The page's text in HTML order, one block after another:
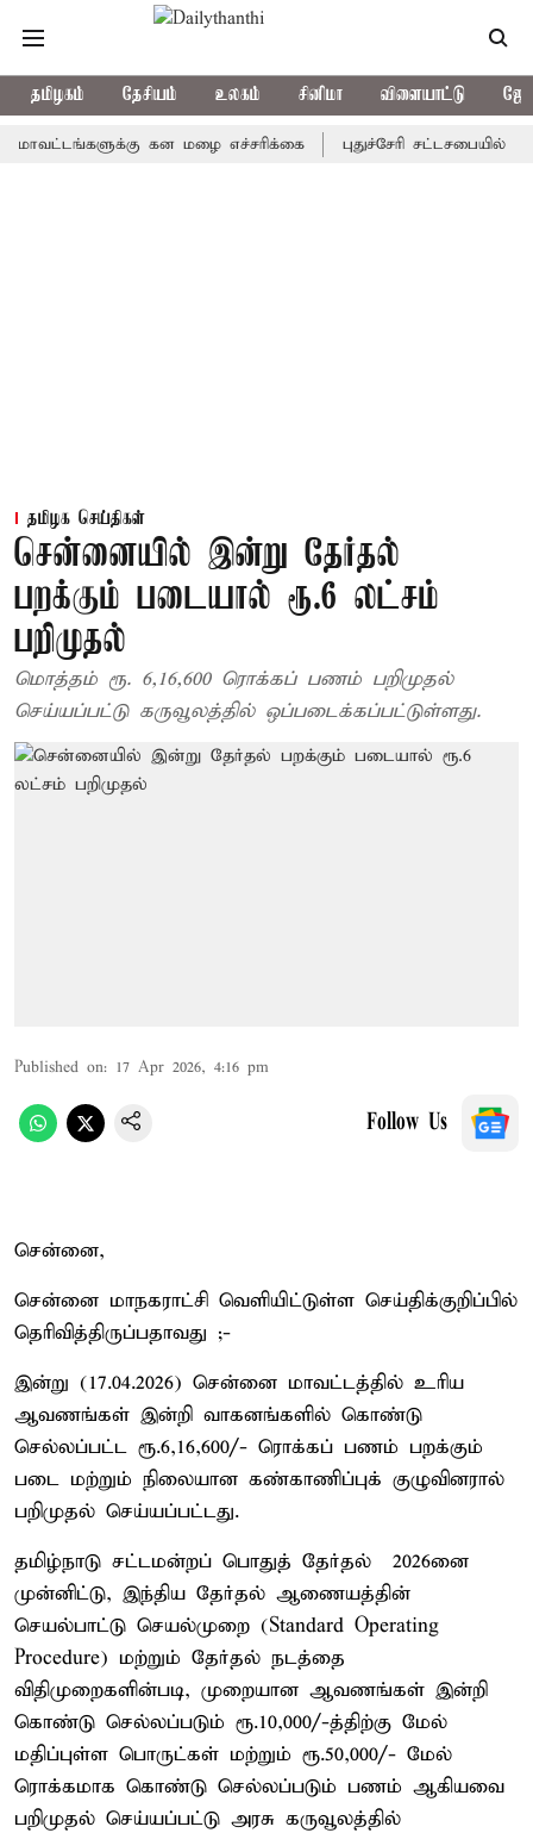
தமிழகம் தேசியம் உலகம் சினிமா விளையாட்டு
கன மழை எச்சரிக்கை புதுச்சேரி சட்டசபையில் வரும்
தமிழக செய்திகள்
சென்னையில் இன்று தேர்தல்
பறக்கும் படையால் ரூ.6 லட்சம்
பறிமுதல்
மொத்தம் ரூ. 6,16,600 ரொக்கப் பணம் பறிமுதல்
செய்யப்பட்டு கருவூலத்தில் ஒப்படைக்கப்பட்டுள்ளது.
Published on: 17 Apr 2026, 4:16 pm
Follow Us
சென்னை,
சென்னை மாநகராட்சி வெளியிட்டுள்ள செய்திக்குறிப்பில்
தெரிவித்திருப்பதாவது ;-
இன்று (17.04.2026) சென்னை மாவட்டத்தில் உரிய
ஆவணங்கள் இன்றி வாகனங்களில் கொண்டு
செல்லப்பட்ட ரூ.6,16,600/- ரொக்கப் பணம் பறக்கும்
படை மற்றும் நிலையான கண்காணிப்புக் குழுவினரால்
பறிமுதல் செய்யப்பட்டது.
தமிழ்நாடு சட்டமன்றப் பொதுத் தேர்தல் – 2026னை
முன்னிட்டு, இந்திய தேர்தல் ஆணையத்தின்
செயல்பாட்டு செயல்முறை (Standard Operating
Procedure) மற்றும் தேர்தல் நடத்தை
விதிமுறைகளின்படி, முறையான ஆவணங்கள் இன்றி
கொண்டு செல்லப்படும் ரூ.10,000/-த்திற்கு மேல்
மதிப்புள்ள பொருட்கள் மற்றும் ரூ.50,000/- மேல்
ரொக்கமாக கொண்டு செல்லப்படும் பணம் ஆகியவை
பறிமுதல் செய்யப்பட்டு அரசு கருவூலத்தில்